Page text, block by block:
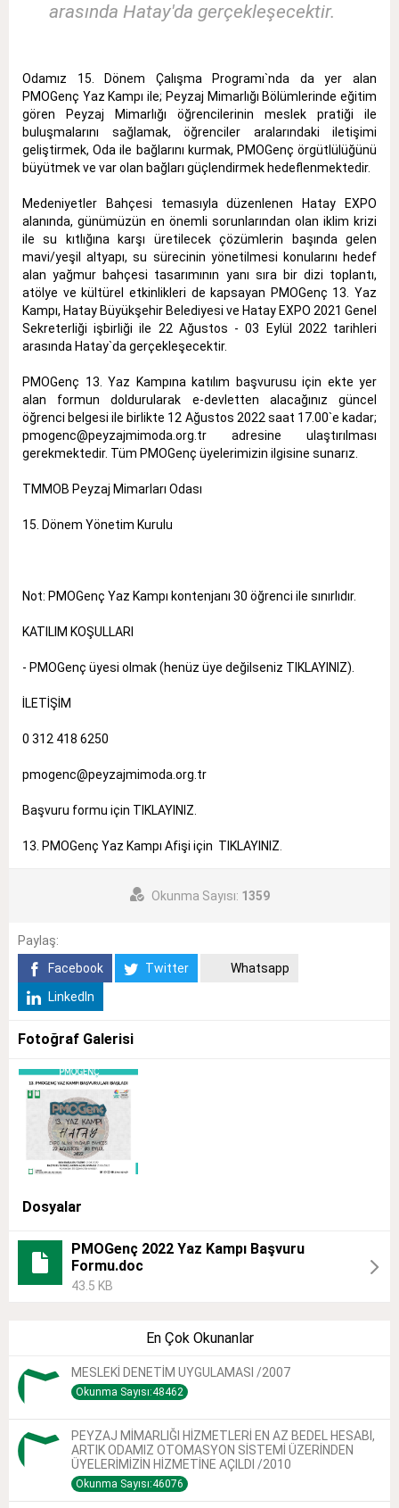
arasında Hatay'da gerçekleşecektir.
Odamız 15. Dönem Çalışma Programı`nda da yer alan
PMOGenç Yaz Kampı ile; Peyzaj Mimarlığı Bölümlerinde eğitim
gören Peyzaj Mimarlığı öğrencilerinin meslek pratiği ile
buluşmalarını sağlamak, öğrenciler aralarındaki iletişimi
geliştirmek, Oda ile bağlarını kurmak, PMOGenç örgütlülüğünü
büyütmek ve var olan bağları güçlendirmek hedeflenmektedir.
Medeniyetler Bahçesi temasıyla düzenlenen Hatay EXPO
alanında, günümüzün en önemli sorunlarından olan iklim krizi
ile su kıtlığına karşı üretilecek çözümlerin başında gelen
mavi/yeşil altyapı, su sürecinin yönetilmesi konularını hedef
alan yağmur bahçesi tasarımının yanı sıra bir dizi toplantı,
atölye ve kültürel etkinlikleri de kapsayan PMOGenç 13. Yaz
Kampı, Hatay Büyükşehir Belediyesi ve Hatay EXPO 2021 Genel
Sekreterliği işbirliği ile 22 Ağustos - 03 Eylül 2022 tarihleri
arasında Hatay`da gerçekleşecektir.
PMOGenç 13. Yaz Kampına katılım başvurusu için ekte yer
alan formun doldurularak e-devletten alacağınız güncel
öğrenci belgesi ile birlikte 12 Ağustos 2022 saat 17.00`e kadar;
pmogenc@peyzajmimoda.org.tr adresine ulaştırılması
gerekmektedir. Tüm PMOGenç üyelerimizin ilgisine sunarız.
TMMOB Peyzaj Mimarları Odası
15. Dönem Yönetim Kurulu
Not: PMOGenç Yaz Kampı kontenjanı 30 öğrenci ile sınırlıdır.
KATILIM KOŞULLARI
- PMOGenç üyesi olmak (henüz üye değilseniz TIKLAYINIZ).
İLETİŞİM
0 312 418 6250
pmogenc@peyzajmimoda.org.tr
Başvuru formu için TIKLAYINIZ.
13. PMOGenç Yaz Kampı Afişi için TIKLAYINIZ.
Okunma Sayısı: 1359
Paylaş:
Facebook
Twitter
Whatsapp
LinkedIn
Fotoğraf Galerisi
Dosyalar
PMOGenç 2022 Yaz Kampı Başvuru
Formu.doc
43.5 KB
En Çok Okunanlar
MESLEKİ DENETİM UYGULAMASI /2007
Okunma Sayısı:48462
PEYZAJ MİMARLIĞI HİZMETLERİ EN AZ BEDEL HESABI,
ARTIK ODAMIZ OTOMASYON SİSTEMİ ÜZERİNDEN
ÜYELERİMİZİN HİZMETİNE AÇILDI /2010
Okunma Sayısı:46076